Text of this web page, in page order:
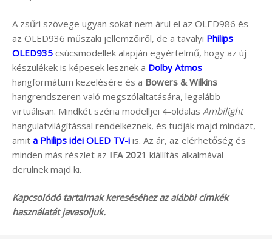
A zsűri szövege ugyan sokat nem árul el az OLED986 és
az OLED936 műszaki jellemzőiről, de a tavalyi Philips
OLED935 csúcsmodellek alapján egyértelmű, hogy az új
készülékek is képesek lesznek a Dolby Atmos
hangformátum kezelésére és a Bowers & Wilkins
hangrendszeren való megszólaltatására, legalább
virtuálisan. Mindkét széria modelljei 4-oldalas Ambilight
hangulatvilágítással rendelkeznek, és tudják majd mindazt,
amit a Philips idei OLED TV-i is. Az ár, az elérhetőség és
minden más részlet az IFA 2021 kiállítás alkalmával
derülnek majd ki.
Kapcsolódó tartalmak kereséséhez az alábbi címkék
használatát javasoljuk.